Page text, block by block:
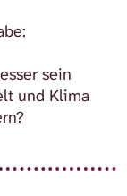
sein
und Klima